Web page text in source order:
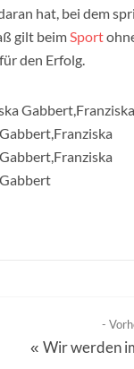
hat, bei dem
gilt beimSport
den Erfolg.
Gabbert,Franziska
-
«Wir werden